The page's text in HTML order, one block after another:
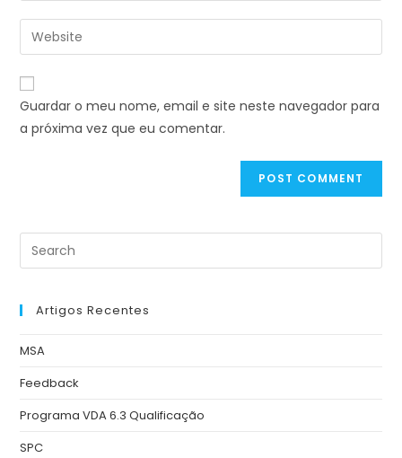
Guardar o meu nome, email e site neste navegador para
a próxima vez que eu comentar.
Artigos Recentes
MSA
Feedback
Programa VDA 6.3 Qualificação
SPC